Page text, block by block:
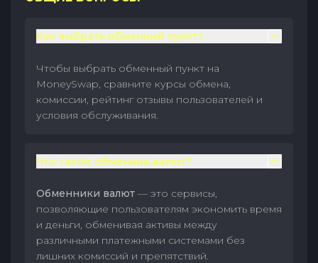
Как выбрать обменный пункт?
Чтобы выбрать обменный пункт на
MoneySwap, сравните курсы обмена,
комиссии, рейтинг отзывы пользователей и
условия обслуживания.
Что такое обменник валют?
Обменники валют — это сервисы,
позволяющие пользователям экономить время
и деньги, обменивая активы между
различными платежными системами без
лишних комиссий и препятствий.